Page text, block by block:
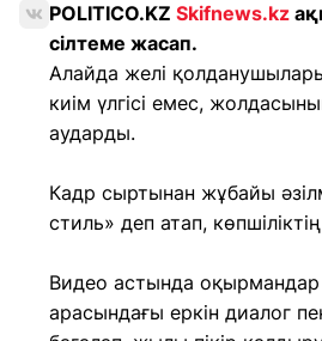
POLITICO.KZ Skifnews.kz
сілтеме жасап.
Алайда желі
киім үлгісі емес,
аударды.
Кадр сыртынан жұбайы
стиль» деп атап,
Видео астында
арасындағы еркін диалог